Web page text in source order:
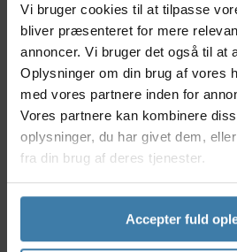
Vi bruger cookies til at tilpasse
bliver præsenteret for mere
annoncer. Vi bruger det også til at
Oplysninger om din brug af vores
med vores partnere inden for
Vores partnere kan kombinere
oplysninger, du har givet dem,
fra din brug af deres tjenester.
Accepter fuld
Indeholder
øjeblikkelig energi
Tilsat elektrolytter for
Frisk smag af jordbær og
Let og praktisk format på
lommen
Ideel som
udendørsaktiviteter
Anvendelse
Purepower Energy Chew Bar er
sportsudøvere, motionister og
brug for hurtig energi og